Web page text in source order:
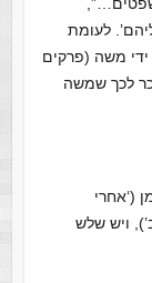
לעומת
ידי משה (פרקים
לכך שמשה
(‘אחרי
ויש שלש